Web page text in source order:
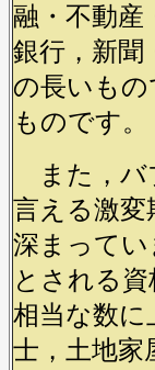
融・不動産
銀行，新聞
の長いも
ものです。
また，バ
言える激変
深まってい
とされる
相当な数に
士，土地家